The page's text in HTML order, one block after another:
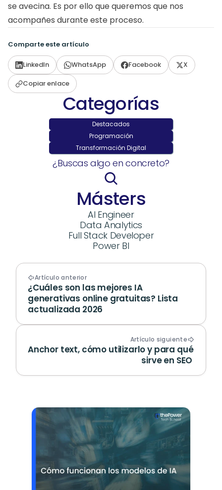
se avecina. Es por ello que queremos que nos
acompañes durante este proceso.
Comparte este artículo
LinkedIn WhatsApp Facebook
X
Copiar enlace
Categorías
Destacados
Programación
Transformación Digital
¿Buscas algo en concreto?
Másters
AI Engineer
Data Analytics
Full Stack Developer
Power BI
Artículo anterior
¿Cuáles son las mejores IA
generativas online gratuitas? Lista
actualizada 2026
Artículo siguiente
Anchor text, cómo utilizarlo y para qué
sirve en SEO